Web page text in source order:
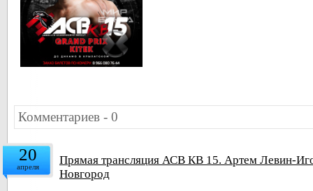
Комментариев - 0
20
апреля
Прямая трансляция АСВ КВ 15. Артем Левин-
Новгород